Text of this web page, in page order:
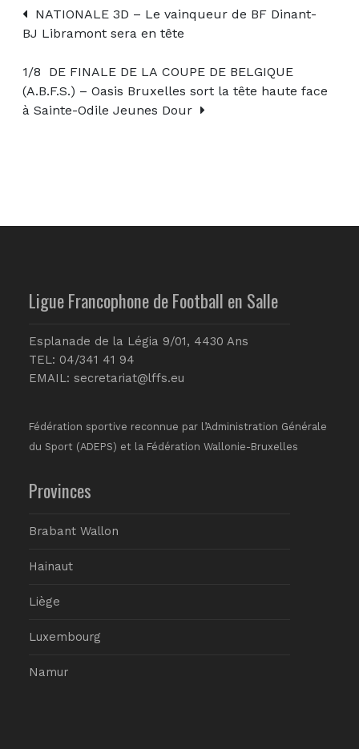
NATIONALE 3D – Le vainqueur de BF Dinant-
BJ Libramont sera en tête
1/8 DE FINALE DE LA COUPE DE BELGIQUE
(A.B.F.S.) – Oasis Bruxelles sort la tête haute face
à Sainte-Odile Jeunes Dour
Ligue Francophone de Football en Salle
Esplanade de la Légia 9/01, 4430 Ans
TEL: 04/341 41 94
EMAIL: secretariat@lffs.eu
Fédération sportive reconnue par l’Administration Générale
du Sport (ADEPS) et la Fédération Wallonie-Bruxelles
Provinces
Brabant Wallon
Hainaut
Liège
Luxembourg
Namur